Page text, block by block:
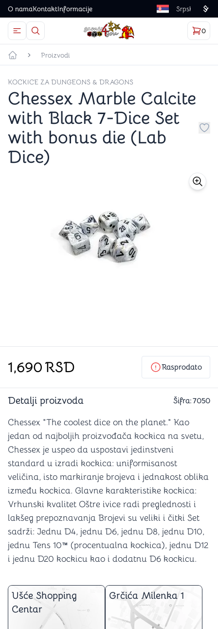
O namaKontaktInformacije Language
Otvorite meni
Dugme u obliku lupe predstavlja ikonicu za
Games4you logo
0
Početna strana
Proizvodi
KOCKICE ZA DUNGEONS & DRAGONS
Chessex Marble Calcite
with Black 7-Dice Set
with bonus die (Lab
Dice)
1,690RSD Rasprodato
Detalji proizvoda Šifra:7050
Chessex "The coolest dice on the planet." Kao
jedan od najboljih proizvođača kockica na svetu,
Chessex je uspeo da uspostavi jedinstveni
standard u izradi kockica: uniformisanost
veličina, isto markiranje brojeva i jednakost oblika
između kockica. Glavne karakteristike kockica:
Vrhunski kvalitet Oštre ivice radi preglednosti i
lakšeg prepoznavanja Brojevi su veliki i čitki Set
sadrži: Jednu D4, jednu D6, jednu D8, jednu D10,
jednu Tens 10™ (procentualna kockica), jednu D12
i jednu D20 kockicu kao i dodatnu D6 kockicu.
Ušće Shopping
Centar
Grčića Milenka 1